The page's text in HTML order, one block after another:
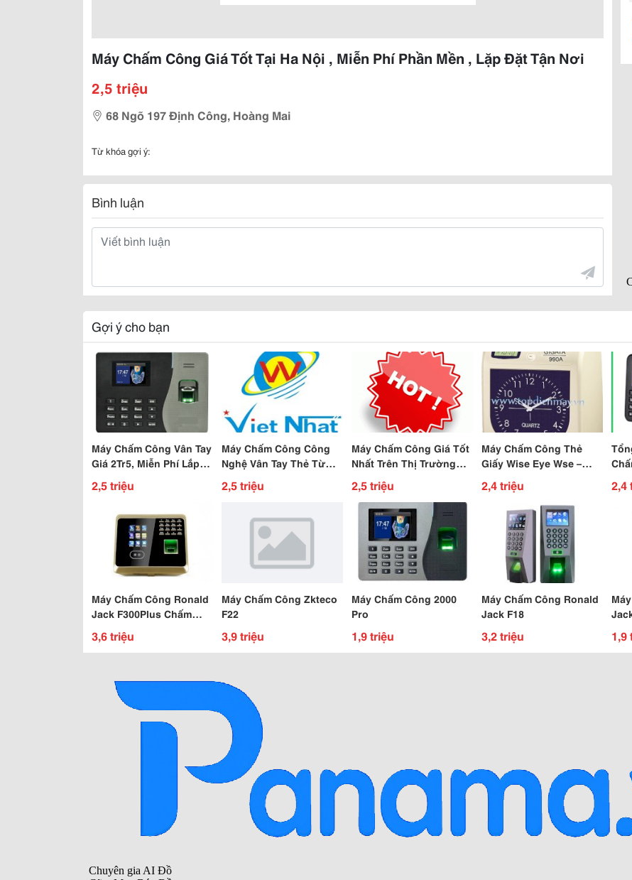
Máy Chấm Công Giá Tốt Tại Ha Nội , Miễn Phí Phần Mền , Lặp Đặt Tận Nơi
2,5 triệu
68 Ngõ 197 Định Công, Hoàng Mai
Từ khóa gợi ý:
Bình luận
Gợi ý cho bạn
Máy Chấm Công Vân Tay
Giá 2Tr5, Miễn Phí Lắp
Đặt
2,5 triệu
Máy Chấm Công Công
Nghệ Vân Tay Thẻ Từ
Hàng Thái Lan Giá 2,5
Triêu Tại Việt Nhât
2,5 triệu
Máy Chấm Công Giá Tốt
Nhất Trên Thị Trường
Hiện Nay
2,5 triệu
Máy Chấm Công Thẻ
Giấy Wise Eye Wse –
7500D Giá 2Tr4, Miễn Phí
Lắp Đặt
2,4 triệu
Dài
2,4
Máy Chấm Công Ronald
Jack F300Plus Chấm
Công Bằng Khuôn Mặt
Uy Tín Chất Lượng
3,6 triệu
Máy Chấm Công Zkteco
F22
3,9 triệu
Máy Chấm Công 2000
Pro
1,9 triệu
Máy Chấm Công Ronald
Jack F18
3,2 triệu 1,9